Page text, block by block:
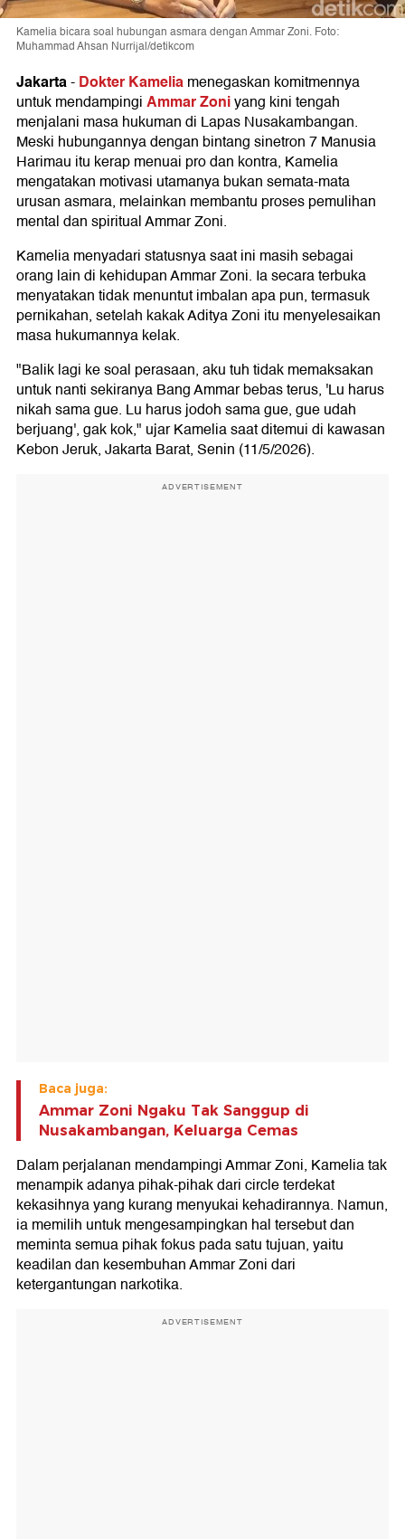
Kamelia bicara soal hubungan asmara dengan Ammar Zoni. Foto:
Muhammad Ahsan Nurrijal/detikcom
Jakarta-Dokter Kameliamenegaskan komitmennya
untuk mendampingiAmmar Zoniyang kini tengah
menjalani masa hukuman di Lapas Nusakambangan.
Meski hubungannya dengan bintang sinetron 7 Manusia
Harimau itu kerap menuai pro dan kontra, Kamelia
mengatakan motivasi utamanya bukan semata-mata
urusan asmara, melainkan membantu proses pemulihan
mental dan spiritual Ammar Zoni.
Kamelia menyadari statusnya saat ini masih sebagai
orang lain di kehidupan Ammar Zoni. Ia secara terbuka
menyatakan tidak menuntut imbalan apa pun, termasuk
pernikahan, setelah kakak Aditya Zoni itu menyelesaikan
masa hukumannya kelak.
"Balik lagi ke soal perasaan, aku tuh tidak memaksakan
untuk nanti sekiranya Bang Ammar bebas terus, 'Lu harus
nikah sama gue. Lu harus jodoh sama gue, gue udah
berjuang', gak kok," ujar Kamelia saat ditemui di kawasan
Kebon Jeruk, Jakarta Barat, Senin (11/5/2026).
ADVERTISEMENT
Baca juga:
Ammar Zoni Ngaku Tak Sanggup di
Nusakambangan, Keluarga Cemas
Dalam perjalanan mendampingi Ammar Zoni, Kamelia tak
menampik adanya pihak-pihak dari circle terdekat
kekasihnya yang kurang menyukai kehadirannya. Namun,
ia memilih untuk mengesampingkan hal tersebut dan
meminta semua pihak fokus pada satu tujuan, yaitu
keadilan dan kesembuhan Ammar Zoni dari
ketergantungan narkotika.
ADVERTISEMENT